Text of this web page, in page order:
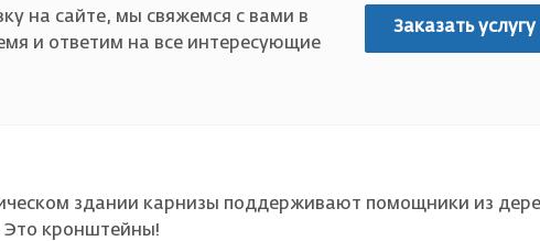
на сайте, мы свяжемся с вами в
и ответим на все интересующие
Заказать услугу
здании карнизы поддерживают помощники из
Это кронштейны!